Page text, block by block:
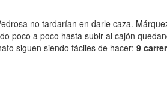
no tardarían en darle caza.
poco a poco hasta subir al cajón
siguen siendo fáciles de hacer: 9